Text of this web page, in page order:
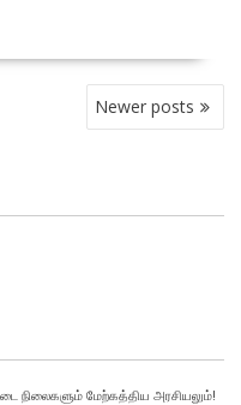
Newer posts
நிலைகளும் மேற்கத்திய அரசியலும்!